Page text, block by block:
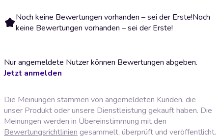
Noch keine Bewertungen vorhanden – sei der Erste!Noch
keine Bewertungen vorhanden – sei der Erste!
Nur angemeldete Nutzer können Bewertungen abgeben.
Jetzt anmelden
Die Meinungen stammen von angemeldeten Kunden, die
unser Produkt oder unsere Dienstleistung gekauft haben. Die
Meinungen werden in Übereinstimmung mit den
Bewertungsrichtlinien gesammelt, überprüft und veröffentlicht.